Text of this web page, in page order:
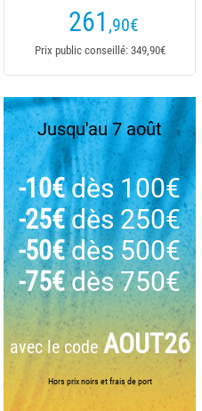
261 ,90€
Prix public conseillé: 349,90€
Jusqu'au 7 août
-10€ dès 100€
-25€ dès 250€
-50€ dès 500€
-75€ dès 750€
avec le code AOUT26
Hors prix noirs et frais de port